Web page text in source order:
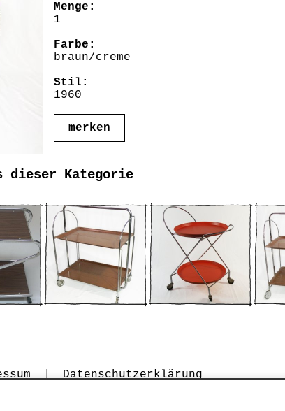
Menge:
1
Farbe:
braun/creme
Stil:
1960
merken
dieser Kategorie
Datenschutzerklärung